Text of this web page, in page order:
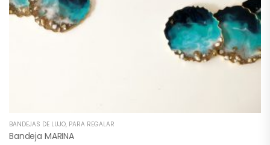
BANDEJAS DE LUJO, PARA REGALAR
Bandeja MARINA